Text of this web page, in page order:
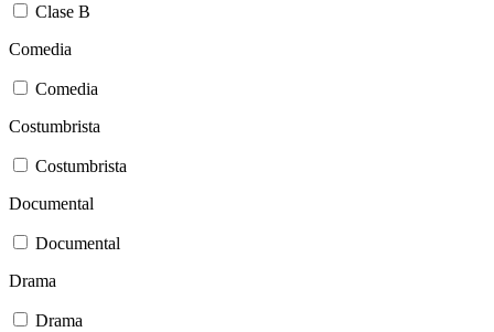
Clase B
Comedia
Comedia
Costumbrista
Costumbrista
Documental
Documental
Drama
Drama